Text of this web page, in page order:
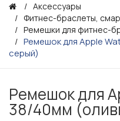
Аксессуары
Фитнес-браслеты,
Ремешки для фитнес-
Ремешок для Apple
серый)
Ремешок для
38/40мм